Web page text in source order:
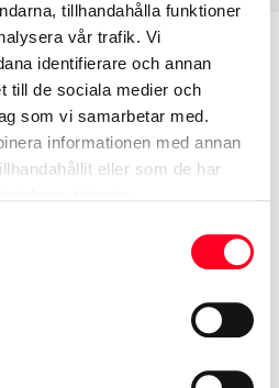
tillhandahålla funktioner
vår trafik. Vi
identifierare och annan
till de sociala medier och
som vi samarbetar med.
informationen med annan
eller som de har
min bil?
för att se om det däck
Om du köper däck som
fälgar, se till att kolla
samma dimension som